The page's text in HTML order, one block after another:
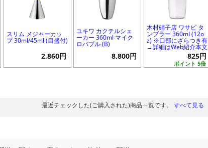
スリム メジャーカッ
プ 30ml/45ml (目盛付)
2,860円
ユキワ カクテルシェ
ーカー 360ml マイク
ロバブル (B)
8,800円
木村硝子店 ワサビ タ
ンブラー 360ml (12o
z) ※口部にざらつき有
→詳細はWeb紹介本文
ポイント 5倍
825円
最近チェックした(ご購入された)商品一覧です。 すべて見る